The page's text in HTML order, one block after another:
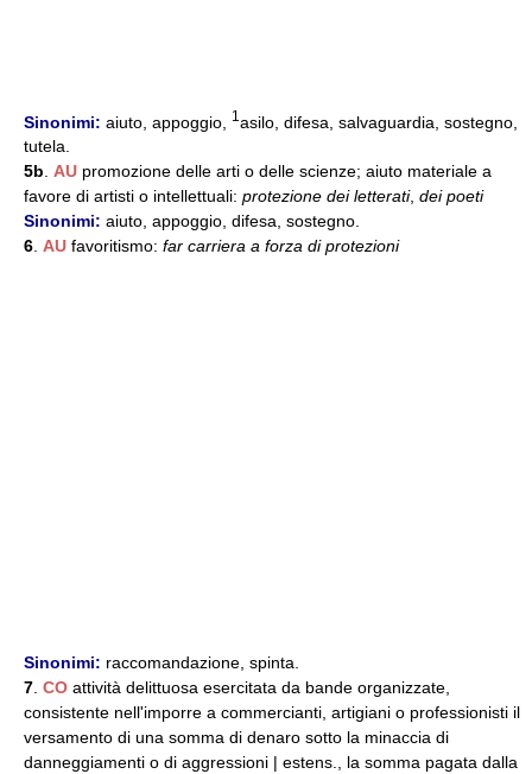
Sinonimi: aiuto, appoggio, 1 asilo, difesa, salvaguardia, sostegno,
tutela.
5b. AU promozione delle arti o delle scienze; aiuto materiale a
favore di artisti o intellettuali: protezione dei letterati, dei poeti
Sinonimi: aiuto, appoggio, difesa, sostegno.
6. AU favoritismo: far carriera a forza di protezioni
Sinonimi: raccomandazione, spinta.
7. CO attività delittuosa esercitata da bande organizzate,
consistente nell'imporre a commercianti, artigiani o professionisti il
versamento di una somma di denaro sotto la minaccia di
danneggiamenti o di aggressioni | estens., la somma pagata dalla